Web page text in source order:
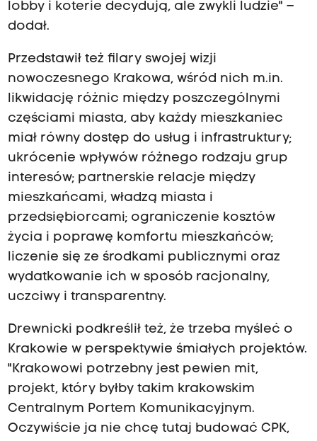
lobby i koterie decydują, ale zwykli ludzie" –
dodał.
Przedstawił też filary swojej wizji
nowoczesnego Krakowa, wśród nich m.in.
likwidację różnic między poszczególnymi
częściami miasta, aby każdy mieszkaniec
miał równy dostęp do usług i infrastruktury;
ukrócenie wpływów różnego rodzaju grup
interesów; partnerskie relacje między
mieszkańcami, władzą miasta i
przedsiębiorcami; ograniczenie kosztów
życia i poprawę komfortu mieszkańców;
liczenie się ze środkami publicznymi oraz
wydatkowanie ich w sposób racjonalny,
uczciwy i transparentny.
Drewnicki podkreślił też, że trzeba myśleć o
Krakowie w perspektywie śmiałych projektów.
"Krakowowi potrzebny jest pewien mit,
projekt, który byłby takim krakowskim
Centralnym Portem Komunikacyjnym.
Oczywiście ja nie chcę tutaj budować CPK,